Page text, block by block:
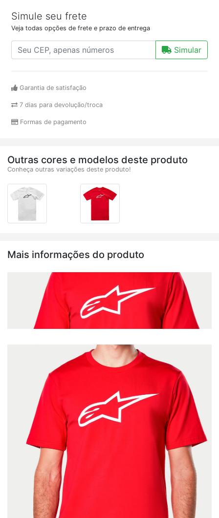
Simule seu frete
Veja todas opções de frete e prazo de entrega
Simular
Garantia de satisfação
7 dias para devolução/troca
Formas de pagamento
Outras cores e modelos deste produto
Conheça outras variações deste produto!
Mais informações do produto